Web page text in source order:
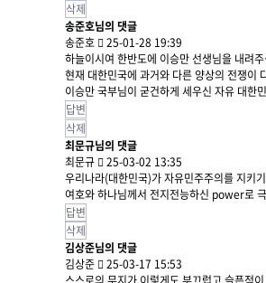
삭제
송준호님의 댓글
송준호
25-01-28 19:39
하늘이시여 한반도에 이승만 선생님을 내려
현재 대한민국에 과거와 다른 양상의 전쟁이
이승만 국부님이 굳건하게 세우신 자유 대한
답변
삭제
최문규님의 댓글
최문규
25-03-02 13:35
우리나라(대한민국)가 자유민주주의를 지키
여호와 하나님께서 전지전능하신 power로
답변
삭제
김상준님의 댓글
김상준
25-03-17 15:53